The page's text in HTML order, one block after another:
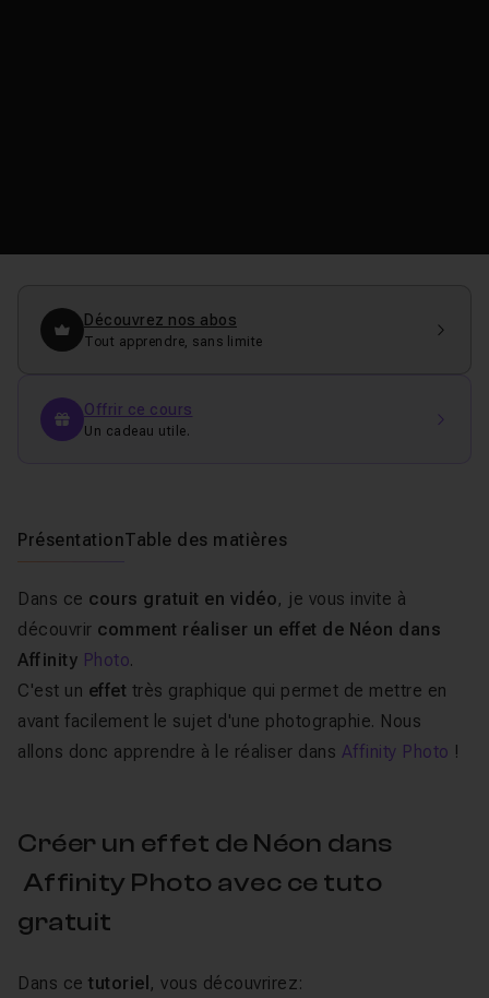
Découvrez nos abos
Tout apprendre, sans limite
Offrir ce cours
Un cadeau utile.
PrésentationTable des matières
Dans ce cours gratuit en vidéo, je vous invite à
découvrir comment réaliser un effet de Néon dans
Affinity Photo.
C'est un effet très graphique qui permet de mettre en
avant facilement le sujet d'une photographie. Nous
allons donc apprendre à le réaliser dans Affinity Photo !
Créer un effet de Néon dans
Affinity Photo avec ce tuto
gratuit
Dans ce tutoriel , vous découvrirez: